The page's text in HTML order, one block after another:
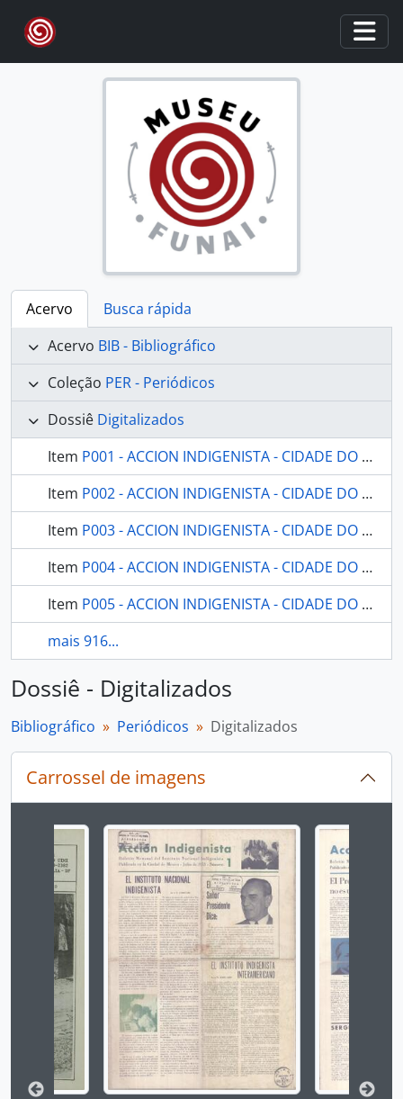
Skip to main content
Acervo
Busca rápida
Acervo BIB - Bibliográfico
Coleção PER - Periódicos
Dossiê Digitalizados
Item P001 - ACCION INDIGENISTA - CIDADE DO MÉXICO INSTITUTO NACIONAL INDIGENISTA - 1953 - Nº01
Item P002 - ACCION INDIGENISTA - CIDADE DO MÉXICO INSTITUTO NACIONAL INDIGENISTA - 1953 - Nº02
Item P003 - ACCION INDIGENISTA - CIDADE DO MÉXICO INSTITUTO NACIONAL INDIGENISTA - 1953 - Nº03
Item P004 - ACCION INDIGENISTA - CIDADE DO MÉXICO INSTITUTO NACIONAL INDIGENISTA - 1953 - Nº04
Item P005 - ACCION INDIGENISTA - CIDADE DO MÉXICO INSTITUTO NACIONAL INDIGENISTA - 1953 - Nº05
mais 916...
Dossiê - Digitalizados
Bibliográfico Periódicos Digitalizados
Carrossel de imagens
Ao alterar o slide atual deste carrossel, o título da